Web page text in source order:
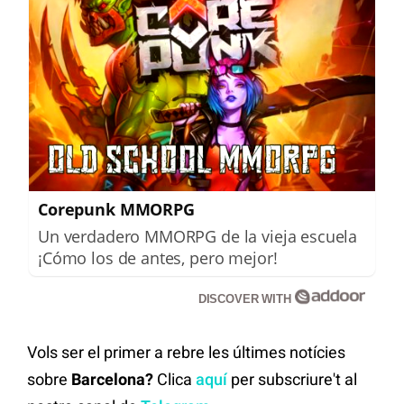
Corepunk MMORPG
Un verdadero MMORPG de la vieja escuela
¡Cómo los de antes, pero mejor!
DISCOVER WITH
Vols ser el primer a rebre les últimes notícies
sobre Barcelona? Clica aquíper subscriure't al